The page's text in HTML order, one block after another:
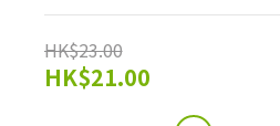
HK$23.00
HK$21.00